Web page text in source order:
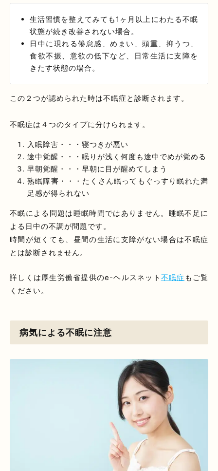
生活習慣を整えてみても1ヶ月以上にわたる不眠
状態が続き改善されない場合。
日中に現れる倦怠感、めまい、頭重、抑うつ、
食欲不振、意欲の低下など、日常生活に支障を
きたす状態の場合。
この２つが認められた時は不眠症と診断されます。
不眠症は４つのタイプに分けられます。
入眠障害・・・寝つきが悪い
途中覚醒・・・眠りが浅く何度も途中でめが覚める
早朝覚醒・・・早朝に目が醒めてしまう
熟眠障害・・・たくさん眠ってもぐっすり眠れた満
足感が得られない
不眠による問題は睡眠時間ではありません。睡眠不足に
よる日中の不調が問題です。
時間が短くても、昼間の生活に支障がない場合は不眠症
とは診断されません。
詳しくは厚生労働省提供のe-ヘルスネット 不眠症 もご覧
ください。
病気による不眠に注意